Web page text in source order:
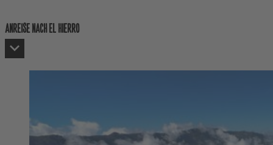
ANREISE NACH EL HIERRO